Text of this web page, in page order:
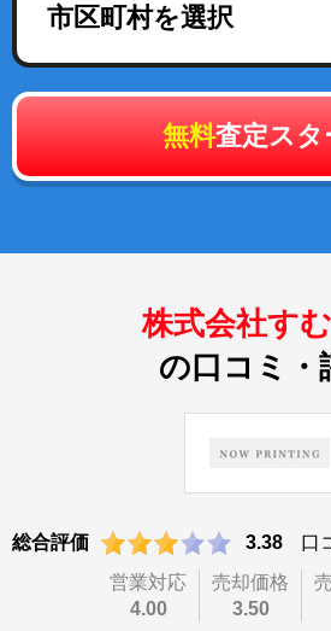
市区町村を選択
無料査定スタ
株式会社す
の口コミ・
総合評価 3.38
口
営業対応
4.00
売却価格
3.50